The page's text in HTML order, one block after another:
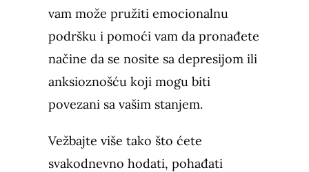
vam može pružiti emocionalnu
podršku i pomoći vam da pronađete
načine da se nosite sa depresijom ili
anksioznošću koji mogu biti
povezani sa vašim stanjem.
Vežbajte više tako što ćete
svakodnevno hodati, pohađati